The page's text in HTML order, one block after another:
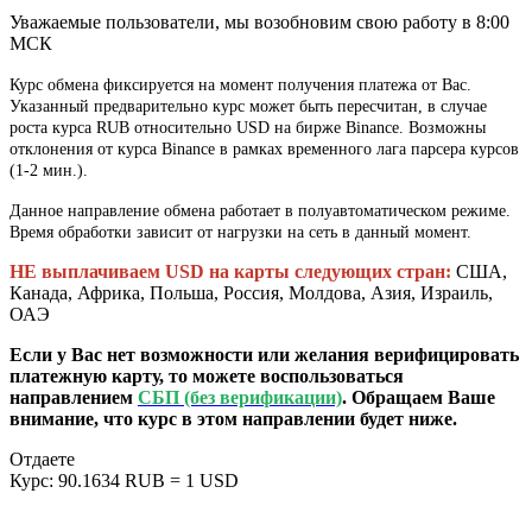
Уважаемые пользователи, мы возобновим свою работу в 8:00
МСК
Курс обмена фиксируется на момент получения платежа от Вас.
Указанный предварительно курс может быть пересчитан, в случае
роста курса RUB относительно USD на бирже Binance. Возможны
отклонения от курса Binance в рамках временного лага парсера курсов
(1-2 мин.).
Данное направление обмена работает в полуавтоматическом режиме.
Время обработки зависит от нагрузки на сеть в данный момент.
НЕ выплачиваем USD на карты следующих стран: США,
Канада, Африка, Польша, Россия, Молдова, Азия, Израиль,
ОАЭ
Если у Вас нет возможности или желания верифицировать
платежную карту, то можете воспользоваться
направлением СБП (без верификации). Обращаем Ваше
внимание, что курс в этом направлении будет ниже.
Отдаете
Курс: 90.1634 RUB = 1 USD